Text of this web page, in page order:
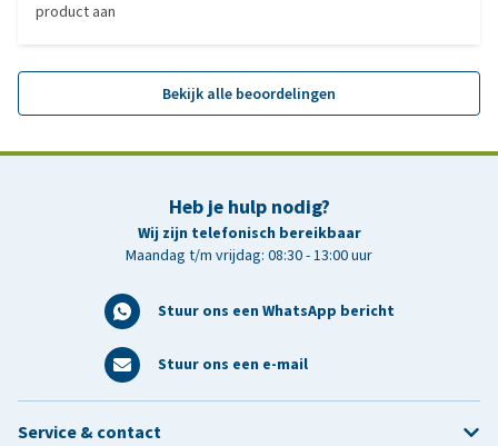
product aan
Bekijk alle beoordelingen
Heb je hulp nodig?
Wij zijn telefonisch bereikbaar
Maandag t/m vrijdag: 08:30 - 13:00 uur
Stuur ons een WhatsApp bericht
Stuur ons een e-mail
Service & contact